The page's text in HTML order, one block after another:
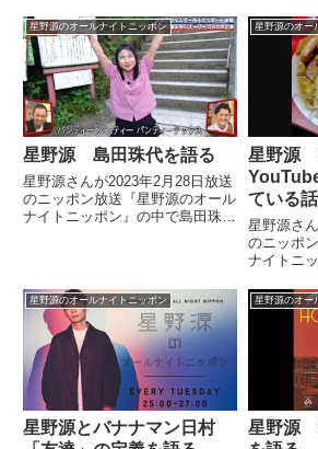
した。（星野源）それでは今日の
1曲目、行きましょう。ゴダイゴ
で『銀河鉄道999』。ゴダイゴ
『銀河鉄道999』（星...
て音楽談
レコード
ました。
イトニッ
星野源のオールナイトニッポン
星野源 島田珠代を語る
星野源さんが2023年2月28日放送
のニッポン放送『星野源のオール
ナイトニッポン』の中で島田珠代
星野源のオー
星野源
ている話
星野源さ
のニッポ
ナイトニ
画を
話してい
星野源のオールナイトニッポン
星野源とバナナマン日村
星野源のオー
星野源